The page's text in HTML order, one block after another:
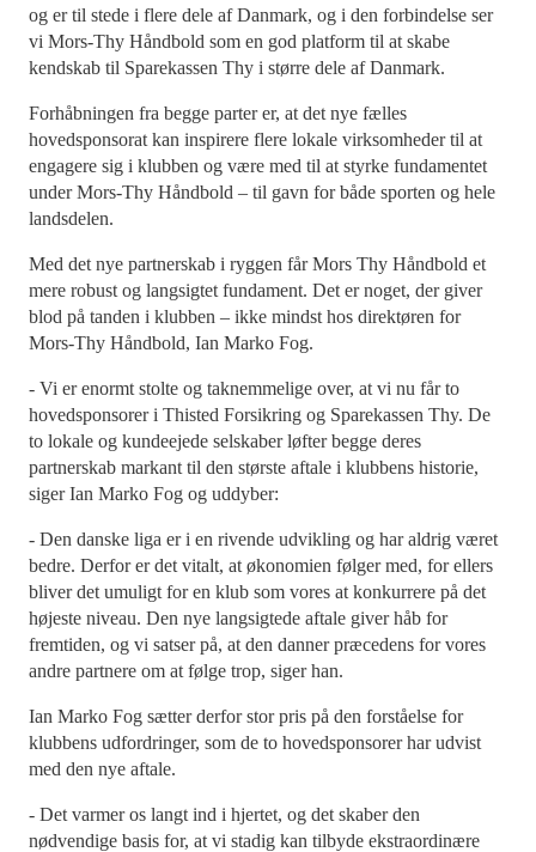
og er til stede i flere dele af Danmark, og i den forbindelse ser
vi Mors-Thy Håndbold som en god platform til at skabe
kendskab til Sparekassen Thy i større dele af Danmark.
Forhåbningen fra begge parter er, at det nye fælles
hovedsponsorat kan inspirere flere lokale virksomheder til at
engagere sig i klubben og være med til at styrke fundamentet
under Mors-Thy Håndbold – til gavn for både sporten og hele
landsdelen.
Med det nye partnerskab i ryggen får Mors Thy Håndbold et
mere robust og langsigtet fundament. Det er noget, der giver
blod på tanden i klubben – ikke mindst hos direktøren for
Mors-Thy Håndbold, Ian Marko Fog.
- Vi er enormt stolte og taknemmelige over, at vi nu får to
hovedsponsorer i Thisted Forsikring og Sparekassen Thy. De
to lokale og kundeejede selskaber løfter begge deres
partnerskab markant til den største aftale i klubbens historie,
siger Ian Marko Fog og uddyber:
- Den danske liga er i en rivende udvikling og har aldrig været
bedre. Derfor er det vitalt, at økonomien følger med, for ellers
bliver det umuligt for en klub som vores at konkurrere på det
højeste niveau. Den nye langsigtede aftale giver håb for
fremtiden, og vi satser på, at den danner præcedens for vores
andre partnere om at følge trop, siger han.
Ian Marko Fog sætter derfor stor pris på den forståelse for
klubbens udfordringer, som de to hovedsponsorer har udvist
med den nye aftale.
- Det varmer os langt ind i hjertet, og det skaber den
nødvendige basis for, at vi stadig kan tilbyde ekstraordinære